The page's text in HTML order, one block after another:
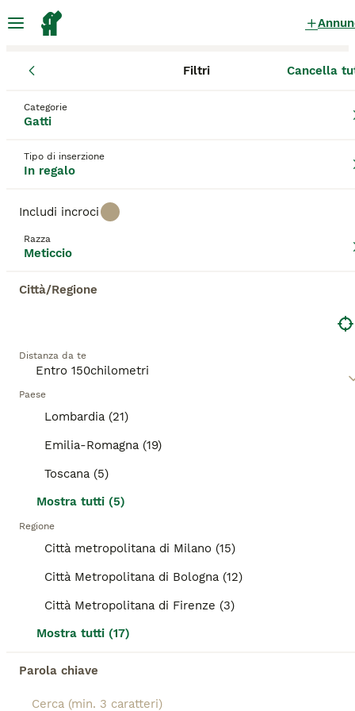
Filtri Cancella
Categorie
Gatti
Tipo di inserzione
In regalo
Includi incroci
Razza
Meticcio
Città/Regione
Distanza da te
Paese
Lombardia (21)
Emilia-Romagna (19)
Toscana (5)
Mostra tutti (5)
Regione
Città metropolitana di Milano (15)
Città Metropolitana di Bologna (12)
Città Metropolitana di Firenze (3)
Mostra tutti (17)
Parola chiave
Meticcio Gattini in regalo
Meticcio
Salva ricerca
Età Sesso
Associazioni Canili
Meticcio
Sesso
Associazioni Canili